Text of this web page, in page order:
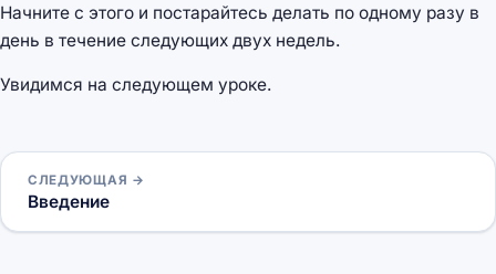
Начните с этого и постарайтесь делать по одному разу в
день в течение следующих двух недель.
Увидимся на следующем уроке.
СЛЕДУЮЩАЯ →
Введение